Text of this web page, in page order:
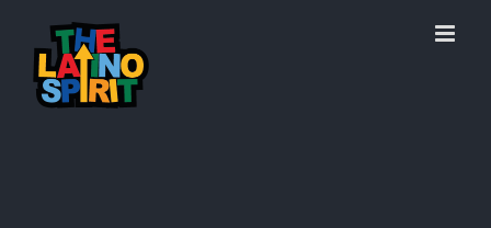
content